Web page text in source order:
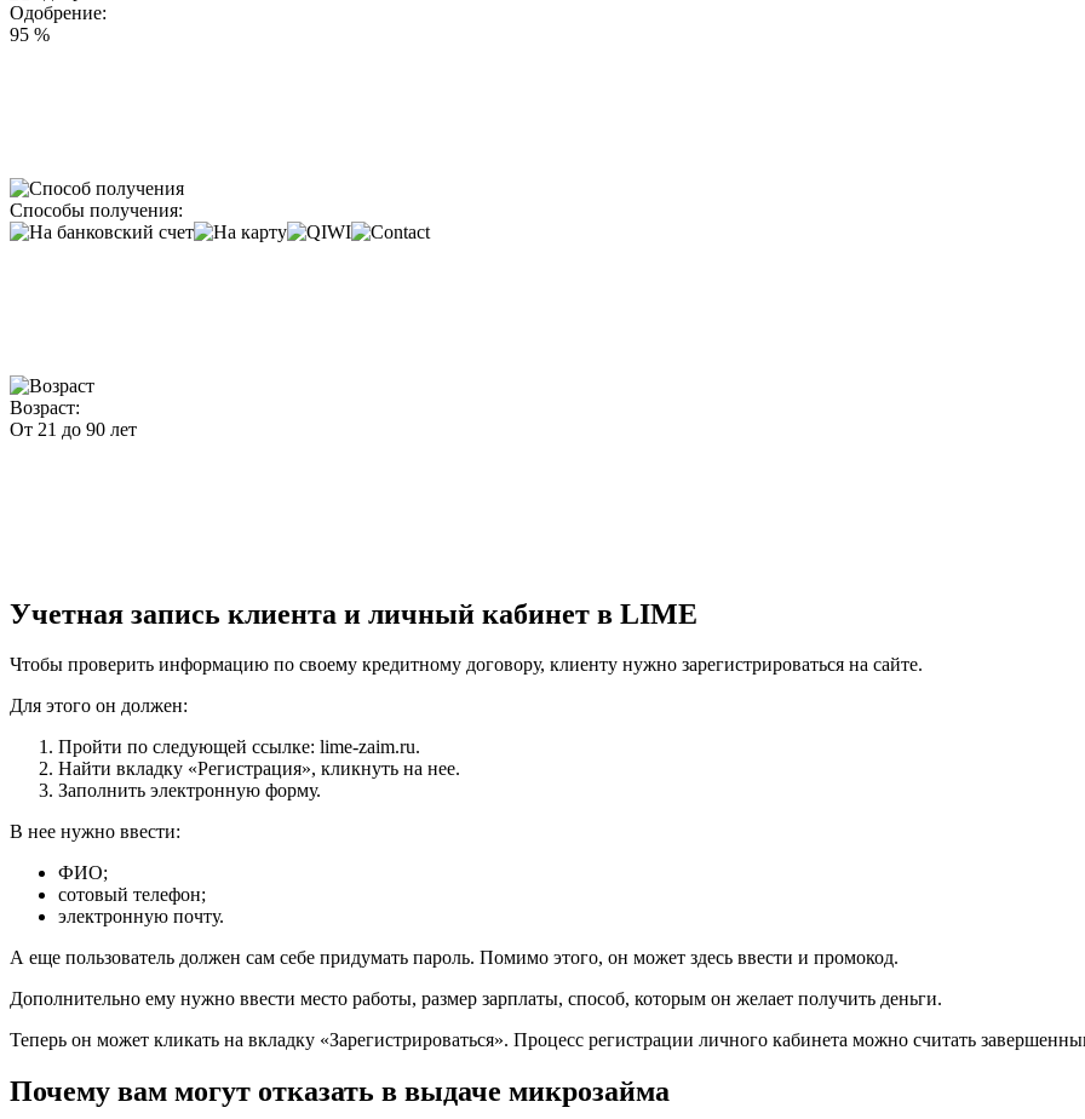
Одобрение:
95 %
Способы получения:
Возраст:
От 21 до 90 лет
Учетная запись клиента и личный кабинет в LIME
Чтобы проверить информацию по своему кредитному договору, клиенту нужно зарегистрироваться на сайте.
Для этого он должен:
Пройти по следующей ссылке: lime-zaim.ru.
Найти вкладку «Регистрация», кликнуть на нее.
Заполнить электронную форму.
В нее нужно ввести:
ФИО;
сотовый телефон;
электронную почту.
А еще пользователь должен сам себе придумать пароль. Помимо этого, он может здесь ввести и промокод.
Дополнительно ему нужно ввести место работы, размер зарплаты, способ, которым он желает получить деньги.
Теперь он может кликать на вкладку «Зарегистрироваться». Процесс регистрации личного кабинета можно считать
Почему вам могут отказать в выдаче микрозайма